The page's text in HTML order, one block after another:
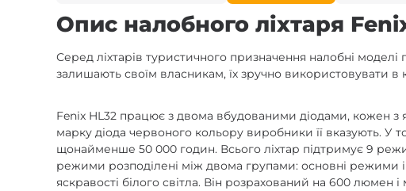
Опис налобного ліхтаря
Серед ліхтарів туристичного призначення налобні
залишають своїм власникам, їх зручно використовувати в
Fenix HL32 працює з двома вбудованими діодами, кожен з
марку діода червоного кольору виробники її вказують. У
щонайменше 50 000 годин. Всього ліхтар підтримує 9
режими розподілені між двома групами: основні режими
яскравості білого світла. Він розрахований на 600